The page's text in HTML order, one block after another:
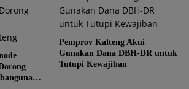
Pemprov Kalteng Akui
Gunakan Dana DBH-DR untuk
Tutupi Kewajiban